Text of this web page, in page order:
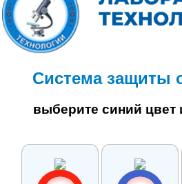
Система защиты
выберите синий цвет